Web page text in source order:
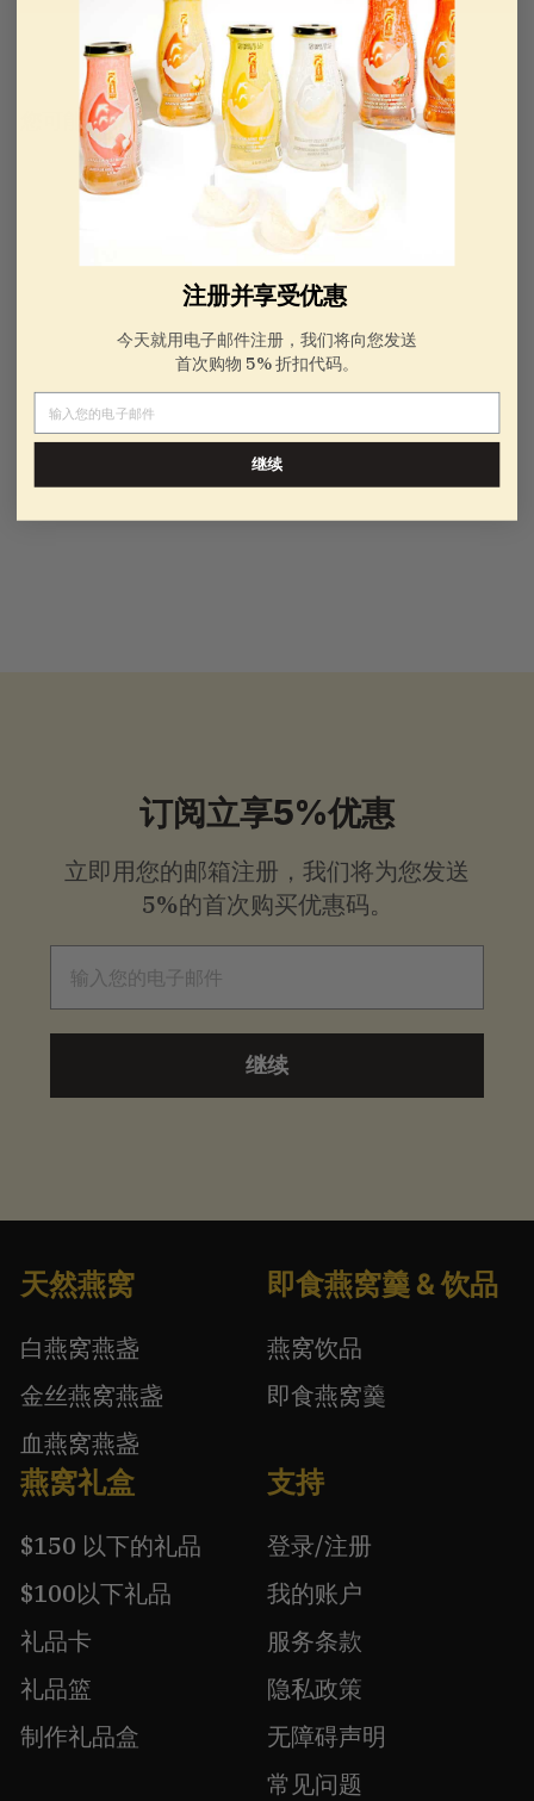
您可能还对以下内容感兴趣。
订阅立享5%优惠
立即用您的邮箱注册，我们将为您发送
5%的首次购买优惠码。
继续
天然燕窝
白燕窝燕盏
金丝燕窝燕盏
血燕窝燕盏
即食燕窝羹 & 饮品
燕窝饮品
即食燕窝羹
燕窝礼盒
$150 以下的礼品
$100以下礼品
礼品卡
礼品篮
制作礼品盒
支持
登录/注册
我的账户
服务条款
隐私政策
无障碍声明
常见问题
注册并享受优惠
今天就用电子邮件注册，我们将向您发送
首次购物 5% 折扣代码。
继续